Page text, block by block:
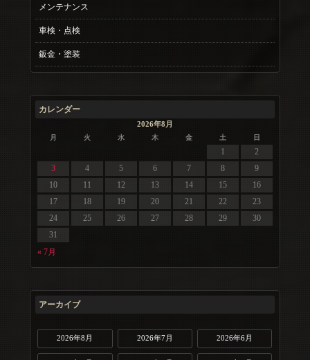
メンテナンス
車検・点検
鈑金・塗装
カレンダー
2026年8月
月 火 水 木 金 土 日
« 7月
1
2
3
4 5 6 7 8
9
10
11 12 13 14 15
16
17
18 19 20 21 22
23
24
25 26 27 28 29
30
31
アーカイブ
2026年8月 2026年7月 2026年6月